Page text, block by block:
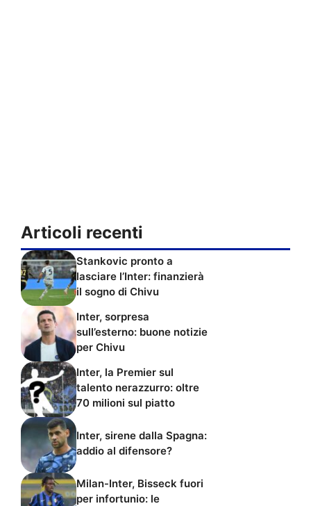
Articoli recenti
Stankovic pronto a
lasciare l’Inter: finanzierà
il sogno di Chivu
Inter, sorpresa
sull’esterno: buone notizie
per Chivu
Inter, la Premier sul
talento nerazzurro: oltre
70 milioni sul piatto
Inter, sirene dalla Spagna:
addio al difensore?
Milan-Inter, Bisseck fuori
per infortunio: le